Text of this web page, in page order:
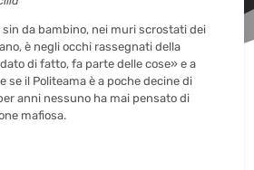
sin da bambino, nei muri scrostati dei
è negli occhi rassegnati della
di fatto, fa parte delle cose» e a
se il Politeama è a poche decine di
anni nessuno ha mai pensato di
mafiosa.